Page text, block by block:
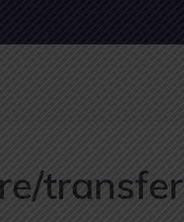
transfer